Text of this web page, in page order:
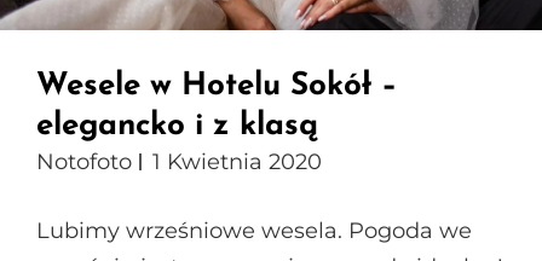
Wesele w Hotelu Sokół –
elegancko i z klasą
Notofoto 1 Kwietnia 2020
Lubimy wrześniowe wesela. Pogoda we